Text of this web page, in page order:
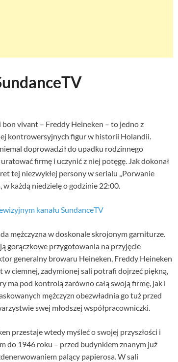
vivant – Freddy Heineken – to jedno z
kontrowersyjnych figur w historii Holandii.
doprowadził do upadku rodzinnego
firmę i uczynić z niej potęgę. Jak dokonał
tej niezwykłej persony w serialu „Porwanie
w każdą niedzielę o godzinie 22:00.
kanału SundanceTV
mężczyzna w doskonale skrojonym garniturze.
gorączkowe przygotowania na przyjęcie
generalny browaru Heineken, Freddy Heineken
w ciemnej, zadymionej sali potrafi dojrzeć piękną,
ma pod kontrolą zarówno całą swoją firmę, jak i
mężczyzn obezwładnia go tuż przed
swej młodszej współpracowniczki.
przestaje wtedy myśleć o swojej przyszłości i
do 1946 roku – przed budynkiem znanym już
palący papierosa. W sali